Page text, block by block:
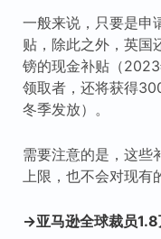
一般来说，只要是申
贴，除此之外，英国
镑的现金补贴（
领取者，还将获得
冬季发放）。
需要注意的是，这些
上限，也不会对现有
→亚马逊全球裁员